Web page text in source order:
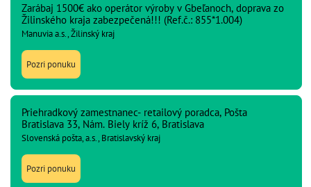
Zarábaj 1500€ ako operátor výroby v Gbeľanoch, doprava zo
Žilinského kraja zabezpečená!!! (Ref.č.: 855*1.004)
Manuvia a.s., Žilinský kraj
Pozri ponuku
Priehradkový zamestnanec- retailový poradca, Pošta
Bratislava 33, Nám. Biely kríž 6, Bratislava
Slovenská pošta, a.s., Bratislavský kraj
Pozri ponuku